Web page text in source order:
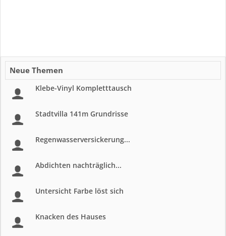
Neue Themen
Klebe-Vinyl Kompletttausch
Stadtvilla 141m Grundrisse
Regenwasserversickerung...
Abdichten nachträglich...
Untersicht Farbe löst sich
Knacken des Hauses